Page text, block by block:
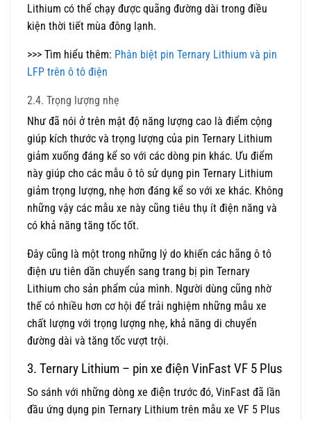
Lithium có thể chạy được quãng đường dài trong điều
kiện thời tiết mùa đông lạnh.
>>> Tìm hiểu thêm: Phân biệt pin Ternary Lithium và pin
LFP trên ô tô điện
2.4. Trọng lượng nhẹ
Như đã nói ở trên mật độ năng lượng cao là điểm cộng
giúp kích thước và trọng lượng của pin Ternary Lithium
giảm xuống đáng kể so với các dòng pin khác. Ưu điểm
này giúp cho các mẫu ô tô sử dụng pin Ternary Lithium
giảm trọng lượng, nhẹ hơn đáng kể so với xe khác. Không
những vậy các mẫu xe này cũng tiêu thụ ít điện năng và
có khả năng tăng tốc tốt.
Đây cũng là một trong những lý do khiến các hãng ô tô
điện ưu tiên dần chuyển sang trang bị pin Ternary
Lithium cho sản phẩm của mình. Người dùng cũng nhờ
thế có nhiều hơn cơ hội để trải nghiệm những mẫu xe
chất lượng với trọng lượng nhẹ, khả năng di chuyển
đường dài và tăng tốc vượt trội.
3. Ternary Lithium – pin xe điện VinFast VF 5 Plus
So sánh với những dòng xe điện trước đó, VinFast đã lần
đầu ứng dụng pin Ternary Lithium trên mẫu xe VF 5 Plus